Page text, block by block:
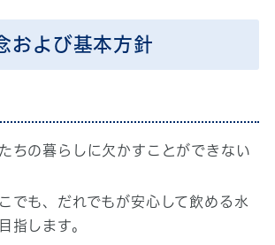
および基本方針
ちの暮らしに欠かすことができない
でも、だれでもが安心して飲める水
指します。